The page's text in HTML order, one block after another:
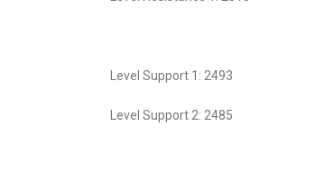
Level Support 1: 2493
Level Support 2: 2485